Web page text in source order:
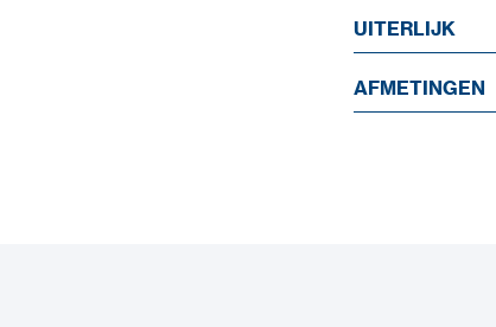
UITERLIJK
AFMETINGEN